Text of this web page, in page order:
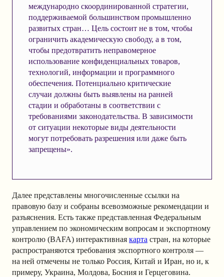
международно скоординированной стратегии,
поддерживаемой большинством промышленно
развитых стран… Цель состоит не в том, чтобы
ограничить академическую свободу, а в том,
чтобы предотвратить неправомерное
использование конфиденциальных товаров,
технологий, информации и программного
обеспечения. Потенциально критические
случаи должны быть выявлены на ранней
стадии и обработаны в соответствии с
требованиями законодательства. В зависимости
от ситуации некоторые виды деятельности
могут потребовать разрешения или даже быть
запрещены».
Далее представлены многочисленные ссылки на
правовую базу и собраны всевозможные рекомендации и
разъяснения. Есть также представленная Федеральным
управлением по экономическим вопросам и экспортному
контролю (BAFA) интерактивная карта стран, на которые
распространяются требования экспортного контроля —
на ней отмечены не только Россия, Китай и Иран, но и, к
примеру, Украина, Молдова, Босния и Герцеговина.